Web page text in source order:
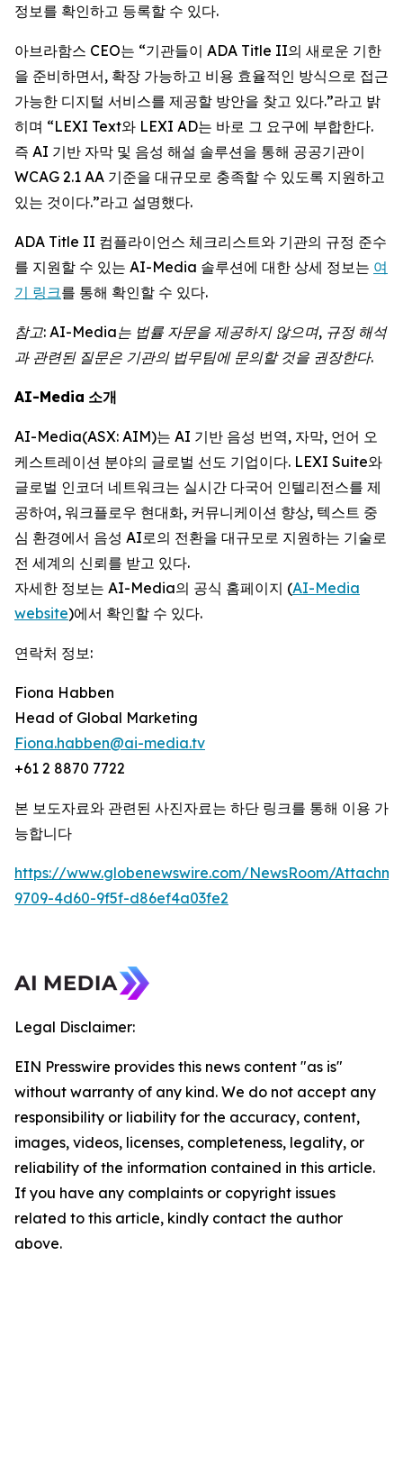
정보를 확인하고 등록할 수 있다.
아브라함스 CEO는 “기관들이 ADA Title II의 새로운 기한
을 준비하면서, 확장 가능하고 비용 효율적인 방식으로 접근
가능한 디지털 서비스를 제공할 방안을 찾고 있다.”라고 밝
히며 “LEXI Text와 LEXI AD는 바로 그 요구에 부합한다.
즉 AI 기반 자막 및 음성 해설 솔루션을 통해 공공기관이
WCAG 2.1 AA 기준을 대규모로 충족할 수 있도록 지원하고
있는 것이다.”라고 설명했다.
ADA Title II 컴플라이언스 체크리스트와 기관의 규정 준수
를 지원할 수 있는 AI-Media 솔루션에 대한 상세 정보는 여
기 링크를 통해 확인할 수 있다.
참고: AI-Media는 법률 자문을 제공하지 않으며, 규정 해석
과 관련된 질문은 기관의 법무팀에 문의할 것을 권장한다.
AI-Media 소개
AI-Media(ASX: AIM)는 AI 기반 음성 번역, 자막, 언어 오
케스트레이션 분야의 글로벌 선도 기업이다. LEXI Suite와
글로벌 인코더 네트워크는 실시간 다국어 인텔리전스를 제
공하여, 워크플로우 현대화, 커뮤니케이션 향상, 텍스트 중
심 환경에서 음성 AI로의 전환을 대규모로 지원하는 기술로
전 세계의 신뢰를 받고 있다.
자세한 정보는 AI-Media의 공식 홈페이지 (AI-Media
website)에서 확인할 수 있다.
연락처 정보:
Fiona Habben
Head of Global Marketing
Fiona.habben@ai-media.tv
+61 2 8870 7722
본 보도자료와 관련된 사진자료는 하단 링크를 통해 이용 가
능합니다
https://www.globenewswire.com/NewsRoom/
9709-4d60-9f5f-d86ef4a03fe2
Legal Disclaimer:
EIN Presswire provides this news content "as is"
without warranty of any kind. We do not accept any
responsibility or liability for the accuracy, content,
images, videos, licenses, completeness, legality, or
reliability of the information contained in this article.
If you have any complaints or copyright issues
related to this article, kindly contact the author
above.